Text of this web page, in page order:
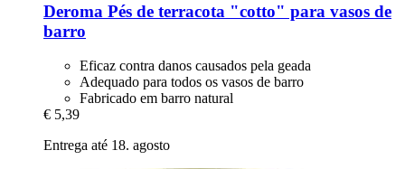
Deroma Pés de terracota "cotto" para vasos de
barro
Eficaz contra danos causados pela geada
Adequado para todos os vasos de barro
Fabricado em barro natural
€ 5,39
Entrega até 18. agosto